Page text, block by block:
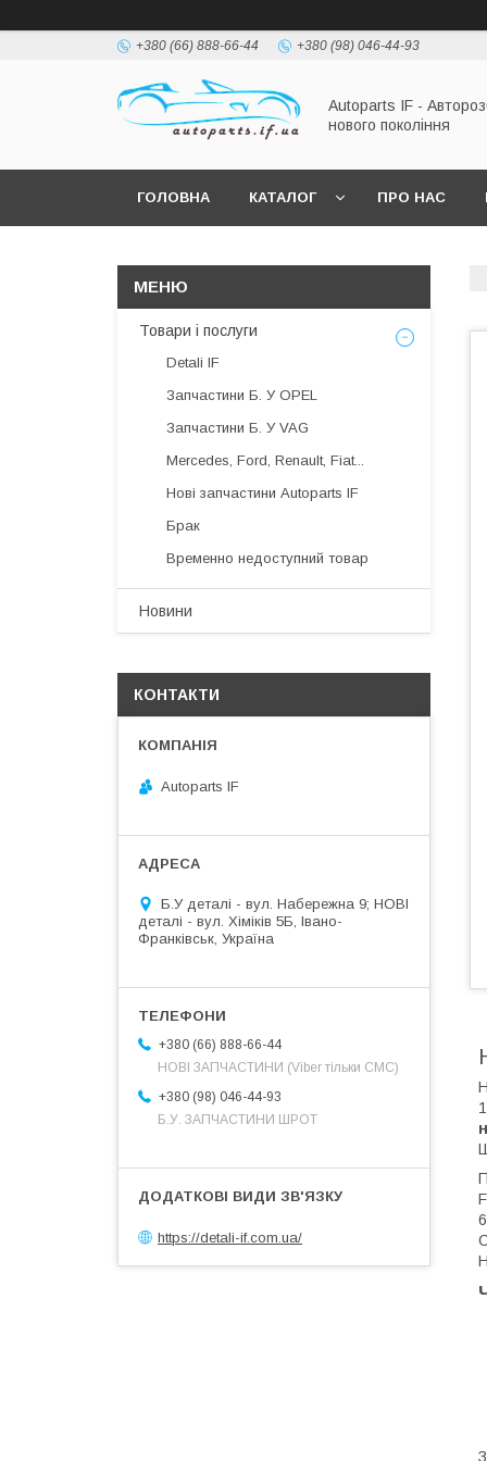
+380 (66) 888-66-44 +380 (98) 046-44-93
Autoparts IF -
нового покоління
ГОЛОВНА КАТАЛОГ ПРО НАС
Товари і послуги
Detali IF
Запчастини Б. У OPEL
Запчастини Б. У VAG
Mercedes, Ford, Renault, Fiat...
Нові запчастини Autoparts IF
Брак
Временно недоступний товар
Новини
КОНТАКТИ
Autoparts IF
Б.У деталі - вул. Набережна 9; НОВІ
деталі - вул. Хіміків 5Б, Івано-
Франківськ, Україна
+380 (66) 888-66-44
НОВІ ЗАПЧАСТИНИ (Viber тільки СМС)
+380 (98) 046-44-93
Б.У. ЗАПЧАСТИНИ ШРОТ
https://detali-if.com.ua/